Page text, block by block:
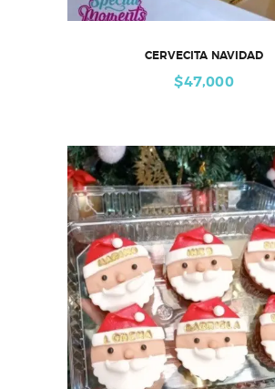
CERVECITA NAVIDAD
$47,000